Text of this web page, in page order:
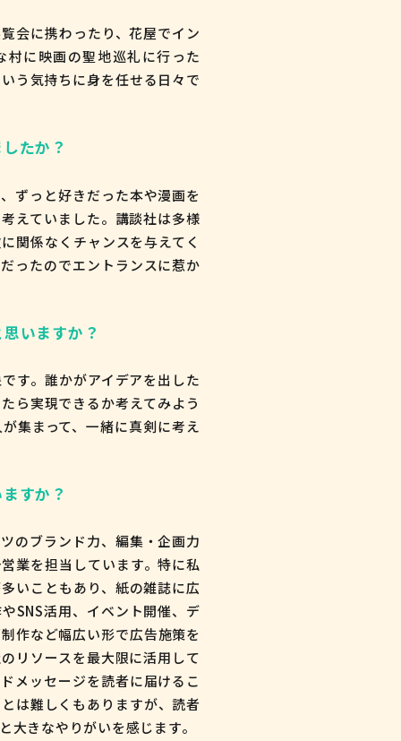
会に携わったり、花屋でイン
村に映画の聖地巡礼に行った
気持ちに身を任せる日々で
たか？
ずっと好きだった本や漫画を
えていました。講談社は多様
関係なくチャンスを与えてく
ったのでエントランスに惹か
いますか？
す。誰かがアイデアを出した
ら実現できるか考えてみよう
集まって、一緒に真剣に考え
すか？
のブランド力、編集・企画力
業を担当しています。特に私
いこともあり、紙の雑誌に広
SNS活用、イベント開催、デ
作など幅広い形で広告施策を
リソースを最大限に活用して
メッセージを読者に届けるこ
は難しくもありますが、読者
大きなやりがいを感じます。